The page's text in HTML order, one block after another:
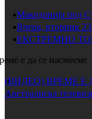
Македонија под
Вчера, вторник
ЕКСТРЕМНО
е да се насмееме
(ВИДЕО) ВРЕМЕ Е
Австралиска